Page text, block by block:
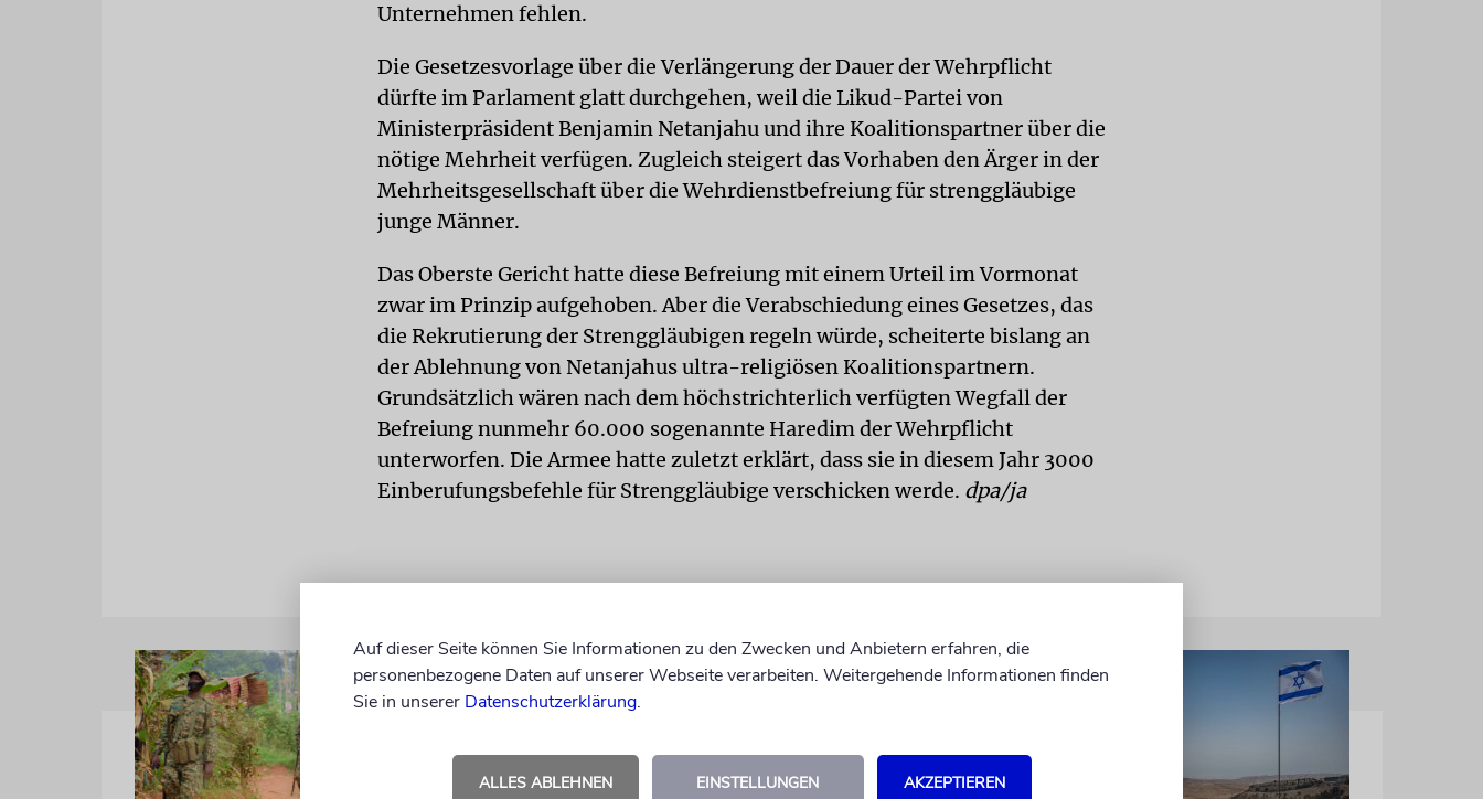
Unternehmen fehlen.
Die Gesetzesvorlage über die Verlängerung der Dauer der Wehrpflicht
dürfte im Parlament glatt durchgehen, weil die Likud-Partei von
Ministerpräsident Benjamin Netanjahu und ihre Koalitionspartner über die
nötige Mehrheit verfügen. Zugleich steigert das Vorhaben den Ärger in der
Mehrheitsgesellschaft über die Wehrdienstbefreiung für strenggläubige
junge Männer.
Das Oberste Gericht hatte diese Befreiung mit einem Urteil im Vormonat
zwar im Prinzip aufgehoben. Aber die Verabschiedung eines Gesetzes, das
die Rekrutierung der Strenggläubigen regeln würde, scheiterte bislang an
der Ablehnung von Netanjahus ultra-religiösen Koalitionspartnern.
Grundsätzlich wären nach dem höchstrichterlich verfügten Wegfall der
Befreiung nunmehr 60.000 sogenannte Haredim der Wehrpflicht
unterworfen. Die Armee hatte zuletzt erklärt, dass sie in diesem Jahr 3000
Einberufungsbefehle für Strenggläubige verschicken werde. dpa/ja
Auf dieser Seite können Sie Informationen zu den Zwecken und Anbietern erfahren, die
personenbezogene Daten auf unserer Webseite verarbeiten. Weitergehende Informationen finden
Sie in unserer Datenschutzerklärung.
ALLES ABLEHNEN EINSTELLUNGEN AKZEPTIEREN